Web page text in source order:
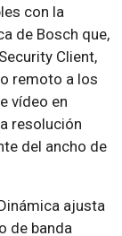
con la
de Bosch que,
Client,
remoto a los
vídeo en
resolución
del ancho de
ajusta
de banda